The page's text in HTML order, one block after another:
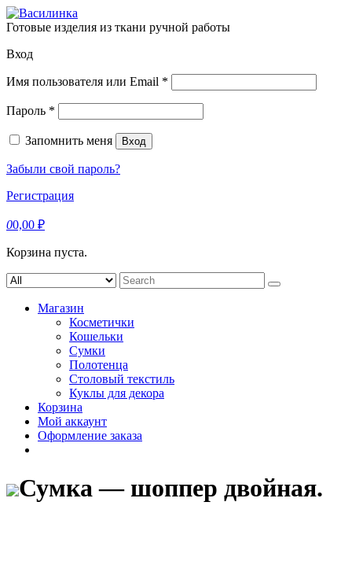
Skip
to
Готовые изделия из ткани ручной работы
Вход
Имя пользователя или Email *
Пароль *
Запомнить меня Вход
Забыли свой пароль?
Регистрация
00,00 ₽
Корзина пуста.
Search
for:
Магазин
Косметички
Кошельки
Сумки
Полотенца
Столовый текстиль
Куклы для декора
Корзина
Мой аккаунт
Оформление заказа
Сумка — шоппер двойная.